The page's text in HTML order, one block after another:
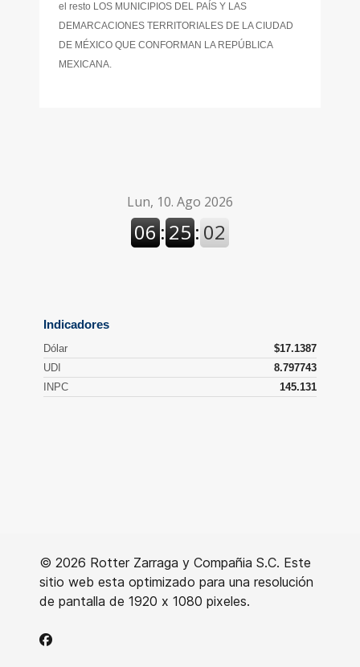
el resto LOS MUNICIPIOS DEL PAÍS Y LAS
DEMARCACIONES TERRITORIALES DE LA CIUDAD
DE MÉXICO QUE CONFORMAN LA REPÚBLICA
MEXICANA.
© 2026 Rotter Zarraga y Compañia S.C. Este
sitio web esta optimizado para una resolución
de pantalla de 1920 x 1080 pixeles.